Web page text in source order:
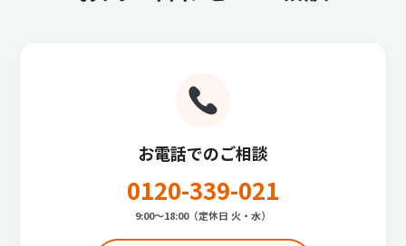
お電話でのご相談
0120-339-021
9:00〜18:00（定休日 火・水）